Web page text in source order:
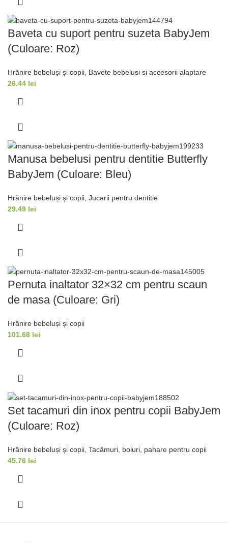
Baveta cu suport pentru suzeta BabyJem
(Culoare: Roz)
Hrănire bebeluși și copii Bavete bebelusi si accesorii alaptare
26.44 lei
Manusa bebelusi pentru dentitie Butterfly
BabyJem (Culoare: Bleu)
Hrănire bebeluși și copii Jucarii pentru dentitie
29.49 lei
Pernuta inaltator 32×32 cm pentru scaun
de masa (Culoare: Gri)
Hrănire bebeluși și copii
101.68 lei
Set tacamuri din inox pentru copii BabyJem
(Culoare: Roz)
Hrănire bebeluși și copii Tacâmuri, boluri, pahare pentru copii
45.76 lei